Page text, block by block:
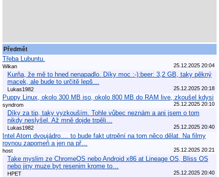
Předmět
Třeba Lubuntu.
Wikan 25.12.2025 20:04
Kurňa, že mě to hned nenapadlo. Díky moc :-):beer: 3,2 GB, taky pěkný
macek, ale bude to určitě lepš…
Lukas1982 25.12.2025 20:18
Puppy Linux, okolo 300 MB iso, okolo 800 MB do RAM live, zkoušel kdysi
syndrom 25.12.2025 20:10
Díky za tip, taky vyzkouším. Tohle vůbec neznám a ani jsem o tom
nikdy neslyšel. Až mně dojde trpěli…
Lukas1982 25.12.2025 20:40
Intel Atom dvoujádro.... to bude fakt utrpění na tom něco dělat. Na filmy
rovnou zapomeň a jen na př…
host 25.12.2025 20:21
Take myslim ze ChromeOS nebo Android x86 at Lineage OS, Bliss OS
nebo jiny muze byt resenim krome to…
HPET 25.12.2025 20:40